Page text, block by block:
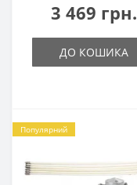
3 469 грн.
ДО КОШИКА
Популярний